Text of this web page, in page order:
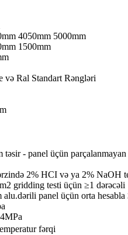
4050mm 5000mm
1500mm
və Ral Standart Rəngləri
təsir - panel üçün parçalanmayan
2% HCI və ya 2% NaOH
gridding testi üçün ≥1 dərəcəli
alu.dərili panel üçün orta
fərqi